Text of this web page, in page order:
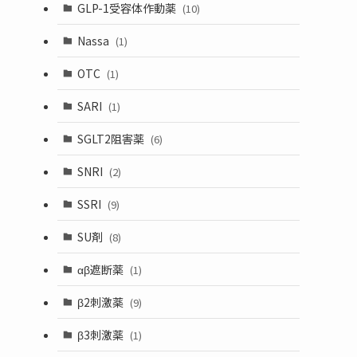
GLP-1受容体作動薬 (10)
Nassa (1)
OTC (1)
SARI (1)
SGLT2阻害薬 (6)
SNRI (2)
SSRI (9)
SU剤 (8)
αβ遮断薬 (1)
β2刺激薬 (9)
β3刺激薬 (1)